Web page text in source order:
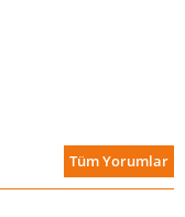
Tüm Yorumlar